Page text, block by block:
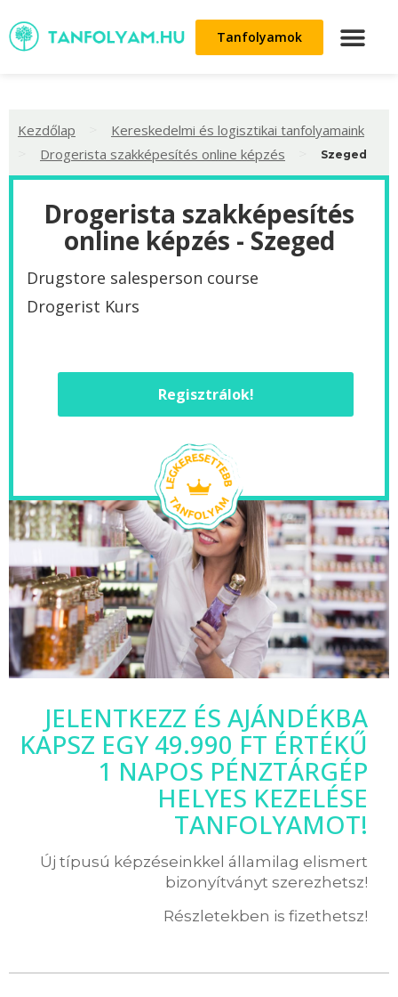
Tanfolyamok
Kezdőlap Kereskedelmi és logisztikai tanfolyamaink
Drogerista szakképesítés online képzés Szeged
Drogerista szakképesítés
online képzés - Szeged
Drugstore salesperson course
Drogerist Kurs
Regisztrálok!
JELENTKEZZ ÉS AJÁNDÉKBA
KAPSZ EGY 49.990 FT ÉRTÉKŰ
1 NAPOS PÉNZTÁRGÉP
HELYES KEZELÉSE
TANFOLYAMOT!
Új típusú képzéseinkkel államilag elismert
bizonyítványt szerezhetsz!
Részletekben is fizethetsz!